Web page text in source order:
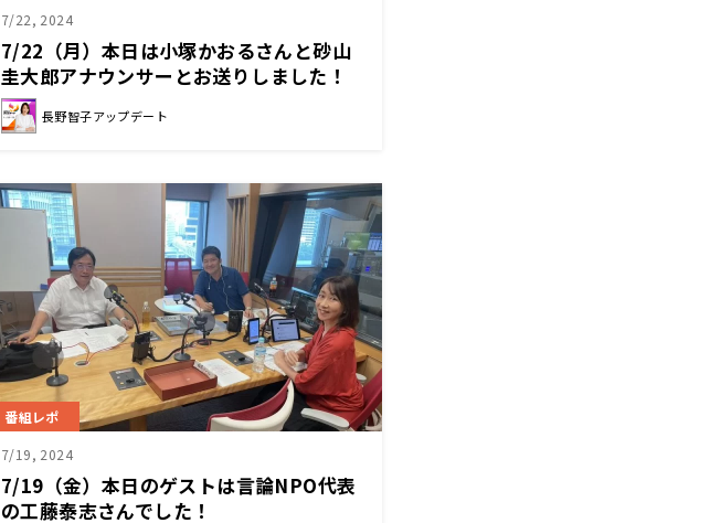
7/22, 2024
7/22（月）本日は小塚かおるさんと砂山
圭大郎アナウンサーとお送りしました！
長野智子アップデート
番組レポ
7/19, 2024
7/19（金）本日のゲストは言論NPO代表
の工藤泰志さんでした！